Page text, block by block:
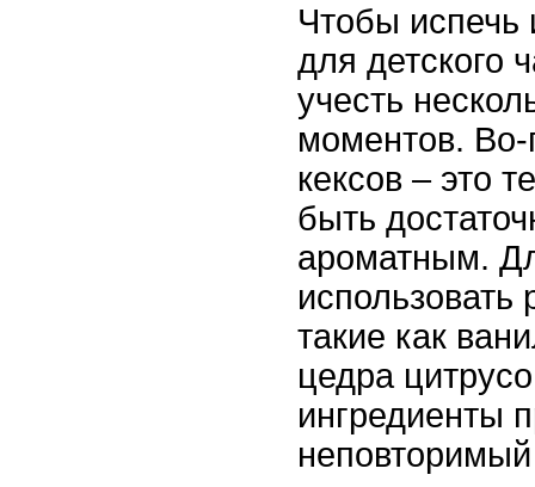
Чтобы испечь
для детского
учесть
моментов.
кексов – это
быть
ароматным.
использовать
такие как
цедра
ингредиенты